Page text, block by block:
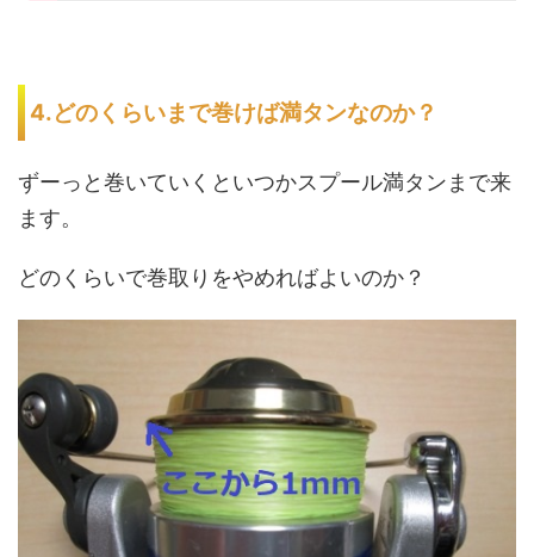
4.どのくらいまで巻けば満タンなのか？
ずーっと巻いていくといつかスプール満タンまで来
ます。
どのくらいで巻取りをやめればよいのか？